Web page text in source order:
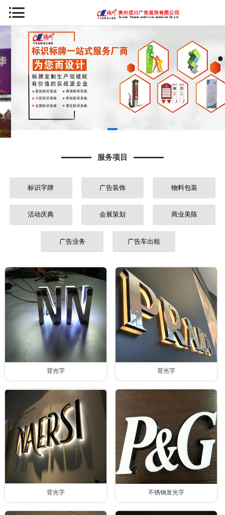
服务项目
标识字牌 广告装饰 物料包装
活动庆典 会展策划 商业美陈
广告业务 广告车出租
背光字 背光字
背光字 不锈钢发光字
网站首页
公司简介
新闻资讯
服务项目
案例中心
荣誉资质
常见问题